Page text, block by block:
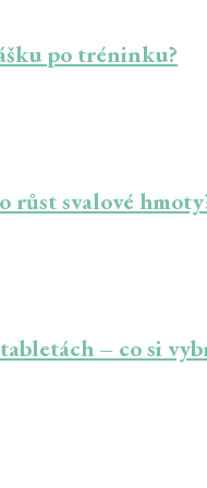
po tréninku?
růst svalové
– co si